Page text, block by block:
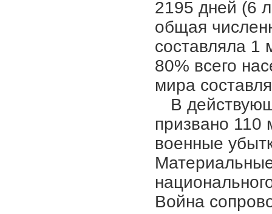
2195 дней (6
общая
составляла 1
80% всего
мира
В
призвано 110
военные
Война